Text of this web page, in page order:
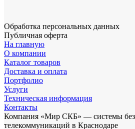
Обработка персональных данных
Публичная оферта
На главную
О компании
Каталог товаров
Доставка и оплата
Портфолио
Услуги
Техническая информация
Контакты
Компания «Мир СКБ» — системы
телекоммуникаций в Краснодаре